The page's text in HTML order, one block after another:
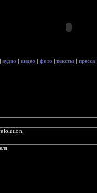
| аудио | видео | фото | тексты | пресса